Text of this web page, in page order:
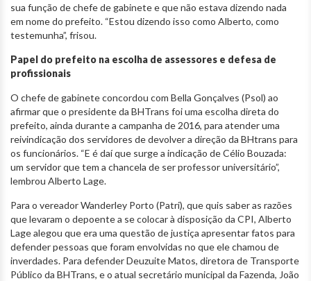
sua função de chefe de gabinete e que não estava dizendo nada
em nome do prefeito. “Estou dizendo isso como Alberto, como
testemunha”, frisou.
Papel do prefeito na escolha de assessores e defesa de
profissionais
O chefe de gabinete concordou com Bella Gonçalves (Psol) ao
afirmar que o presidente da BHTrans foi uma escolha direta do
prefeito, ainda durante a campanha de 2016, para atender uma
reivindicação dos servidores de devolver a direção da BHtrans para
os funcionários. “E é daí que surge a indicação de Célio Bouzada:
um servidor que tem a chancela de ser professor universitário”,
lembrou Alberto Lage.
Para o vereador Wanderley Porto (Patri), que quis saber as razões
que levaram o depoente a se colocar à disposição da CPI, Alberto
Lage alegou que era uma questão de justiça apresentar fatos para
defender pessoas que foram envolvidas no que ele chamou de
inverdades. Para defender Deuzuite Matos, diretora de Transporte
Público da BHTrans, e o atual secretário municipal da Fazenda, João